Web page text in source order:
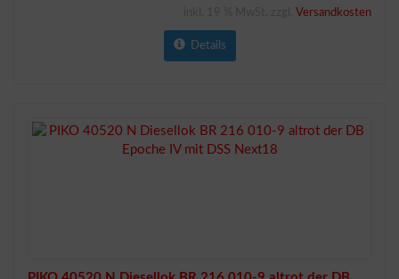
Versandkosten
Details